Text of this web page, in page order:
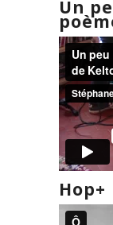
Un
Hop+